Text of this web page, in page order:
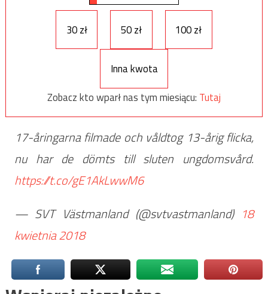
30 zł 50 zł 100 zł
Inna kwota
Zobacz kto wparł nas tym miesiącu: Tutaj
17-åringarna filmade och våldtog 13-årig flicka,
nu har de dömts till sluten ungdomsvård.
https://t.co/gE1AkLwwM6
— SVT Västmanland (@svtvastmanland) 18
kwietnia 2018